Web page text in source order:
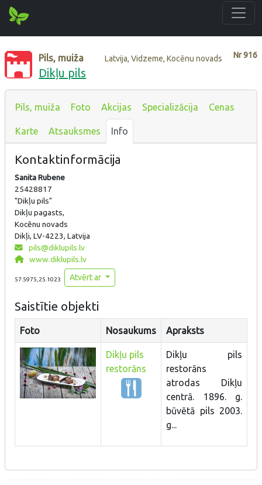
Nr916
Pils, muiža Latvija, Vidzeme, Kocēnu novads
Dikļu pils
Pils, muiža Foto Akcijas Specializācija Cenas
Karte Atsauksmes Info
Kontaktinformācija
Sanita Rubene
25428817
"Dikļu pils"
Dikļu pagasts,
Kocēnu novads
Dikļi, LV-4223, Latvija
pils@diklupils.lv
www.diklupils.lv
57.5975,25.1023 Atvērt ar
Saistītie objekti
Foto Nosaukums Apraksts
Dikļu pils
restorāns
Dikļu pils
restorāns
atrodas Dikļu
centrā. 1896. g.
būvētā pils 2003.
g...